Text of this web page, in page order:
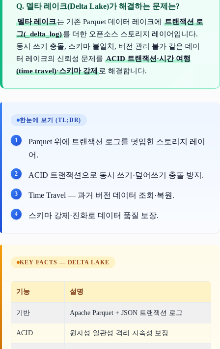
Q. 델타 레이크(Delta Lake)가 해결하는 문제는?
델타 레이크는 기존 Parquet 데이터 레이크에
트랜잭션 로
그(_delta_log)를 더한 오픈소스 스토리지 레이어입니다.
동시 쓰기 충돌, 스키마 불일치, 버전 관리 불가 같은 데이
터 레이크의 신뢰성 문제를 ACID 트랜잭션·시간 여행
(time travel)·스키마 강제 로 해결합니다.
한눈에 보기 (TL;DR)
Parquet 위에 트랜잭션 로그를 덧입힌 스토리지 레이
어.
ACID 트랜잭션으로 동시 쓰기·덮어쓰기 충돌 방지.
Time Travel — 과거 버전 데이터 조회·복원.
스키마 강제·진화로 데이터 품질 보장.
KEY FACTS — DELTA LAKE
기능 설명
기반 Apache Parquet + JSON 트랜잭션 로그
ACID 원자성·일관성·격리·지속성 보장